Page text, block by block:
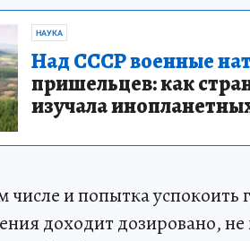
НАУКА
Над СССР военные
пришельцев: как
изучала
числе и попытка
доходит дозировано, не